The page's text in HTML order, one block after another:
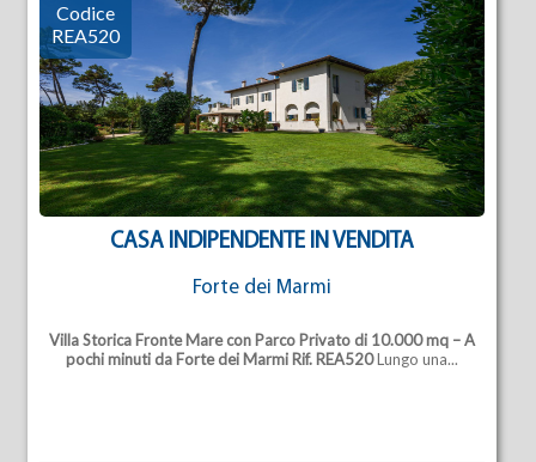
CASA INDIPENDENTE IN VENDITA
Forte dei Marmi
Codice
REA520
Villa Storica Fronte Mare con Parco Privato di 10.000 mq – A
pochi minuti da Forte dei Marmi Rif. REA520Lungo una...